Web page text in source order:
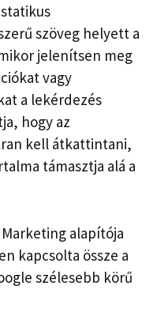
szöveg helyett a
jelenítsen meg
vagy
a lekérdezés
hogy az
kell átkattintani,
támasztja alá a
alapítója
kapcsolta össze a
szélesebb körű